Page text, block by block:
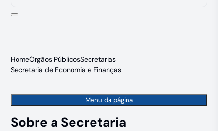
HomeÓrgãos PúblicosSecretarias
Secretaria de Economia e Finanças
Menu da página
Sobre a Secretaria